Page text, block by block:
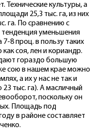
Технические культуры, а
25,3 тыс. га, из них
га. По сравнению с
уменьшения
8 проц. в пользу таких
соя, лен и кориандр.
гораздо большую
сою в нашем крае можно
а их у нас не так и
23 тыс. га). А масличный
поскольку он
Площадь под
в районе составляет